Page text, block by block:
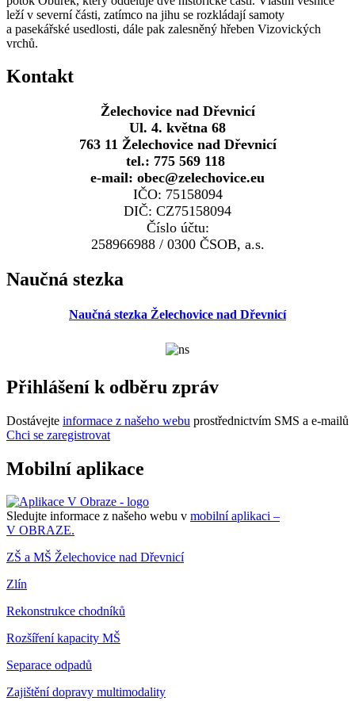
leží v severní části, zatímco na jihu se rozkládají samoty
a pasekářské usedlosti, dále pak zalesněný hřeben Vizovických
vrchů.
Kontakt
Želechovice nad Dřevnicí
Ul. 4. května 68
763 11 Želechovice nad Dřevnicí
tel.: 775 569 118
e-mail: obec@zelechovice.eu
IČO: 75158094
DIČ: CZ75158094
Číslo účtu:
258966988 / 0300 ČSOB, a.s.
Naučná stezka
Naučná stezka Želechovice nad Dřevnicí
Přihlášení k odběru zpráv
Dostávejte informace z našeho webu prostřednictvím SMS a e-mailů
Chci se zaregistrovat
Mobilní aplikace
Sledujte informace z našeho webu v mobilní aplikaci –
V OBRAZE.
ZŠ a MŠ Želechovice nad Dřevnicí
Zlín
Rekonstrukce chodníků
Rozšíření kapacity MŠ
Separace odpadů
Zajištění dopravy multimodality